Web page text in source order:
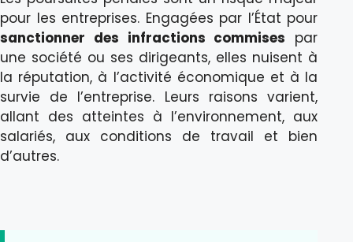
pour les entreprises. Engagées par l’État pour
sanctionner des infractions commises par
une société ou ses dirigeants, elles nuisent à
la réputation, à l’activité économique et à la
survie de l’entreprise. Leurs raisons varient,
allant des atteintes à l’environnement, aux
salariés, aux conditions de travail et bien
d’autres.